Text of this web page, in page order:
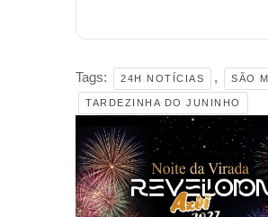
Tags: 24H NOTÍCIAS , SÃO
TARDEZINHA DO JUNINHO